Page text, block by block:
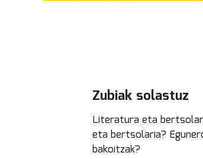
Zubiak solastuz
Literatura eta
eta bertsolaria?
bakoitzak?